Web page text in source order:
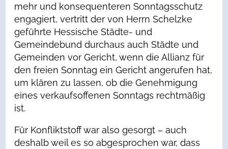
mehr und konsequenteren Sonntagsschutz
engagiert, vertritt der von Herrn Schelzke
geführte Hessische Städte- und
Gemeindebund durchaus auch Städte und
Gemeinden vor Gericht, wenn die Allianz für
den freien Sonntag ein Gericht angerufen hat,
um klären zu lassen, ob die Genehmigung
eines verkaufsoffenen Sonntags rechtmäßig
ist.
Für Konfliktstoff war also gesorgt – auch
deshalb weil es so abgesprochen war, dass